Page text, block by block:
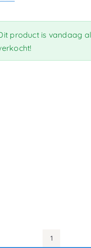
product is vandaag
140x190